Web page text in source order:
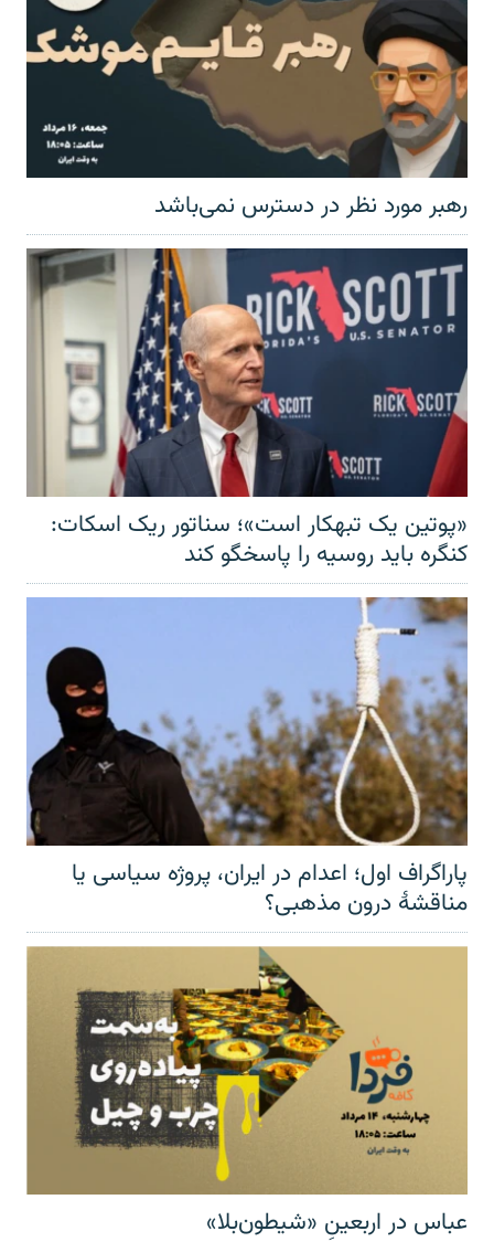
رهبر مورد نظر در دسترس نمی‌باشد
«پوتین یک تبهکار است»؛ سناتور ریک اسکات:
کنگره باید روسیه را پاسخگو کند
پاراگراف اول؛ اعدام در ایران، پروژه سیاسی یا
مناقشهٔ درون مذهبی؟
عباس در اربعینِ «شیطون‌بلا»